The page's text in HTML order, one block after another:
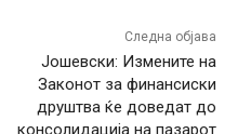
Следна објава
Јошевски: Измените на
Законот за финансиски
друштва ќе доведат до
консолидација на пазарот